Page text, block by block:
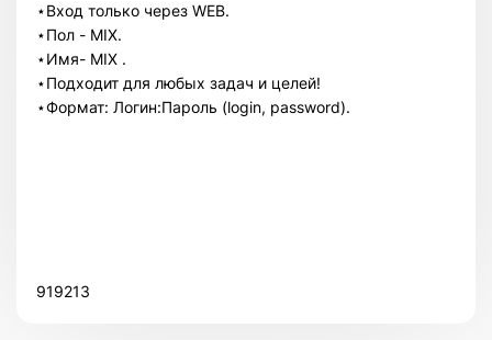
⋆Вход только через WEB.
⋆Пол - MIX.
⋆Имя- MIX .
⋆Подходит для любых задач и целей!
⋆Формат: Логин:Пароль (login, password).
919213
Всего позиций в корзине